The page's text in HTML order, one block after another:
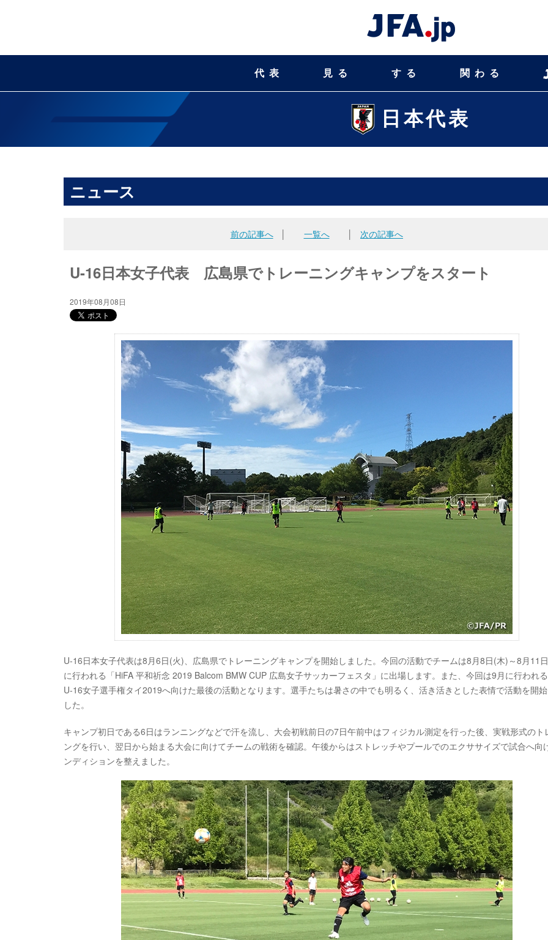
代表 見る する 関わる
日本代表
ニュース
前の記事へ│ 一覧へ 次の記事へ
U-16日本女子代表 広島県でトレーニングキャンプをスタート
2019年08月08日
U-16日本女子代表は8月6日(火)、広島県でトレーニングキャンプを開始しました。今回の活動でチームは8月8日(木)～8月11
に行われる「HiFA 平和祈念 2019 Balcom BMW CUP 広島女子サッカーフェスタ」に出場します。また、今回は9月に行われ
U-16女子選手権タイ2019へ向けた最後の活動となります。選手たちは暑さの中でも明るく、活き活きとした表情で活動を開
した。
キャンプ初日である6日はランニングなどで汗を流し、大会初戦前日の7日午前中はフィジカル測定を行った後、実戦形式のト
ングを行い、翌日から始まる大会に向けてチームの戦術を確認。午後からはストレッチやプールでのエクササイズで試合へ向
ンディションを整えました。